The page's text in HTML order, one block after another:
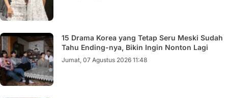
15 Drama Korea yang Tetap Seru Meski Sudah
Tahu Ending-nya, Bikin Ingin Nonton Lagi
Jumat, 07 Agustus 2026 11:48